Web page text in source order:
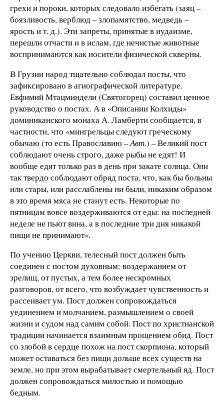
грехи и пороки, которых следовало избегать (заяц –
боязливость, верблюд – злопамятство, медведь –
ярость и т. д.). Эти запреты, принятые в иудаизме,
перешли отчасти и в ислам, где нечистые животные
воспринимаются как носители физической скверны.
В Грузии народ тщательно соблюдал посты, что
зафиксировано в агиографической литературе.
Евфимий Мтацминдели (Святогорец) составил ценное
руководство о постах. А в «Описании Колхиды»
доминиканского монаха А. Ламберти сообщается, в
частности, что «мингрельцы следуют греческому
обычаю (то есть Православию –Авт.) – Великий пост
соблюдают очень строго, даже рыбы не едят! И
вообще едят только раз в день при закате солнца. Они
так твердо соблюдают обряд поста, что, как бы больны
или стары, или расслаблены ни были, никаким образом
в это время мяса не станут есть. Некоторые по
пятницам вовсе воздерживаются от еды: на последней
неделе не пьют вина, а в последние три дня никакой
пищи не принимают».
По учению Церкви, телесный пост должен быть
соединен с постом духовным: воздержанием от
зрелищ, от пустых, а тем более нескромных
разговоров, от всего, что возбуждает чувственность и
рассеивает ум. Пост должен сопровождаться
уединением и молчанием, размышлением о своей
жизни и судом над самим собой. Пост по христианской
традиции начинается взаимным прощением обид. Пост
со злобой в сердце похож на пост скорпиона, который
может оставаться без пищи дольше всех существ на
земле, но при этом вырабатывает смертельный яд. Пост
должен сопровождаться милостью и помощью
бедным.